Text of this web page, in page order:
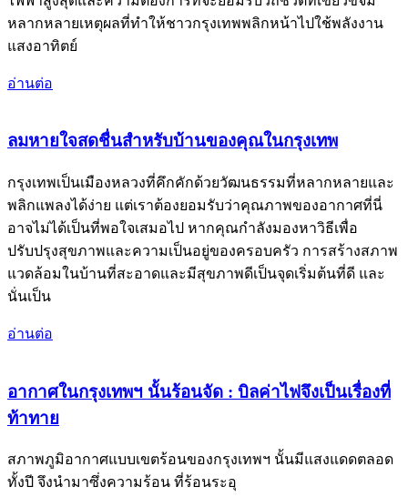
หลากหลายเหตุผลที่ทำให้ชาวกรุงเทพพลิกหน้าไปใช้พลังงาน
แสงอาทิตย์
อ่านต่อ
ลมหายใจสดชื่นสำหรับบ้านของคุณในกรุงเทพ
กรุงเทพเป็นเมืองหลวงที่คึกคักด้วยวัฒนธรรมที่หลากหลายและ
พลิกแพลงได้ง่าย แต่เราต้องยอมรับว่าคุณภาพของอากาศที่นี่
อาจไม่ได้เป็นที่พอใจเสมอไป หากคุณกำลังมองหาวิธีเพื่อ
ปรับปรุงสุขภาพและความเป็นอยู่ของครอบครัว การสร้างสภาพ
แวดล้อมในบ้านที่สะอาดและมีสุขภาพดีเป็นจุดเริ่มต้นที่ดี และ
นั่นเป็น
อ่านต่อ
อากาศในกรุงเทพฯ นั้นร้อนจัด : บิลค่าไฟจึงเป็นเรื่องที่
ท้าทาย
สภาพภูมิอากาศแบบเขตร้อนของกรุงเทพฯ นั้นมีแสงแดดตลอด
ทั้งปี จึงนำมาซึ่งความร้อน ที่ร้อนระอุ